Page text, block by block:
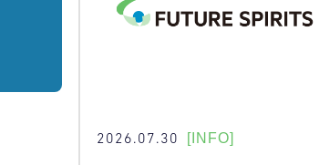
2026.07.30 [INFO]